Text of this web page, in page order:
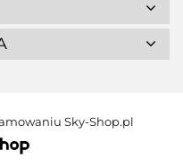
Sky-Shop.pl